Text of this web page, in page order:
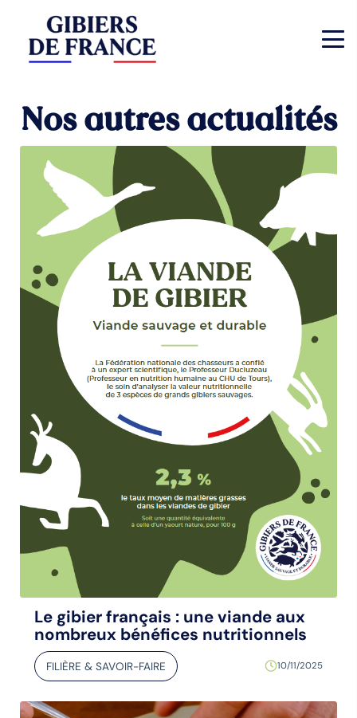
Nos autres actualités
Le gibier français : une viande aux
nombreux bénéfices nutritionnels
FILIÈRE & SAVOIR-FAIRE 10/11/2025